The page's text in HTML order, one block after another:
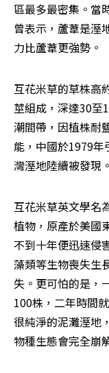
區最多最密集。當
曾表示，蘆葦是溼
力比蘆葦更強勢。
互花米草的草株高
莖組成，深達30至
潮間帶，因植株耐
能，中國於1979
灣溼地陸續被發現。
互花米草英文學名
植物，原產於美國
不到十年便迅速侵
藻類等生物喪失生
失。更可怕的是，
100株，二年時間
很純淨的泥灘溼地
物種生態會完全崩